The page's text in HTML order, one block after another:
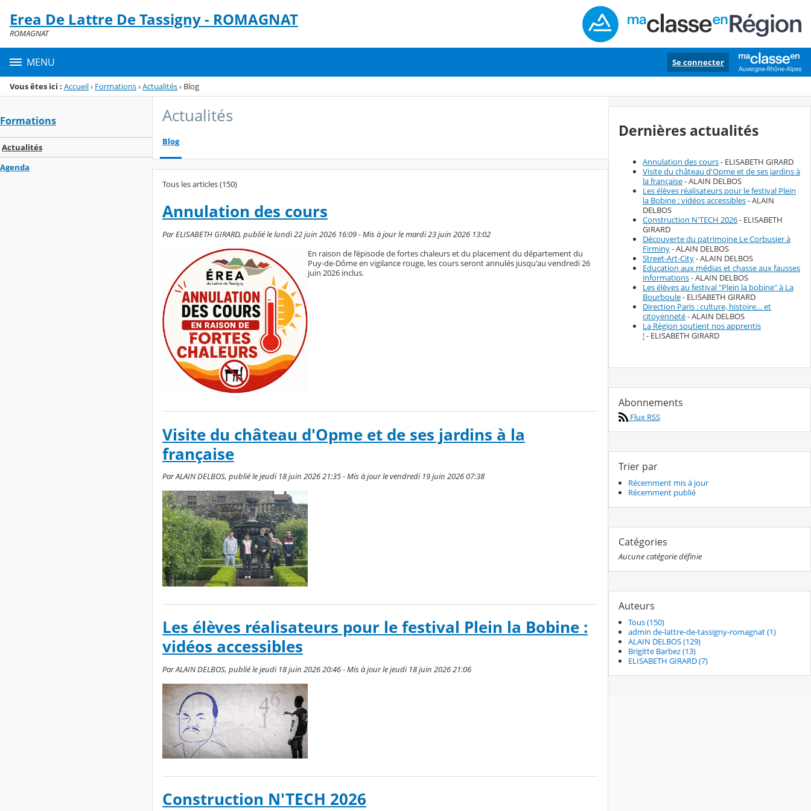
Menu de la rubrique
Contenu
Erea De Lattre De Tassigny - ROMAGNAT
ROMAGNAT
MENU Se connecter
Vous êtes ici : Accueil› Formations›Actualités› Blog
Formations
Actualités
Agenda
Actualités
Blog
Tous les articles (150)
Annulation des cours
Par ELISABETH GIRARD, publié le lundi 22 juin 2026 16:09 - Mis à jour le mardi 23 juin 2026 13:02
En raison de l’épisode de fortes chaleurs et du placement du département du
Puy-de-Dôme en vigilance rouge, les cours seront annulés jusqu'au vendredi 26
juin 2026 inclus.
Visite du château d'Opme et de ses jardins à la
française
Par ALAIN DELBOS, publié le jeudi 18 juin 2026 21:35 - Mis à jour le vendredi 19 juin 2026 07:38
Les élèves réalisateurs pour le festival Plein la Bobine :
vidéos accessibles
Par ALAIN DELBOS, publié le jeudi 18 juin 2026 20:46 - Mis à jour le jeudi 18 juin 2026 21:06
Construction N'TECH 2026
Dernières actualités
Annulation des cours- ELISABETH GIRARD
Visite du château d'Opme et de ses jardins à
la française- ALAIN DELBOS
Les élèves réalisateurs pour le festival Plein
la Bobine : vidéos accessibles- ALAIN
DELBOS
Construction N'TECH 2026- ELISABETH
GIRARD
Découverte du patrimoine Le Corbusier à
Firminy- ALAIN DELBOS
Street-Art-City- ALAIN DELBOS
Education aux médias et chasse aux fausses
informations- ALAIN DELBOS
Les élèves au festival "Plein la bobine" à La
Bourboule- ELISABETH GIRARD
Direction Paris : culture, histoire… et
citoyenneté- ALAIN DELBOS
La Région soutient nos apprentis
!- ELISABETH GIRARD
Abonnements
Flux RSS
Trier par
Récemment mis à jour
Récemment publié
Catégories
Aucune catégorie définie
Auteurs
Tous (150)
admin de-lattre-de-tassigny-romagnat (1)
ALAIN DELBOS (129)
Brigitte Barbez (13)
ELISABETH GIRARD (7)